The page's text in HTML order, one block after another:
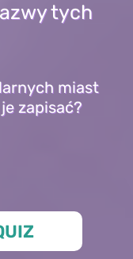
tych
miast
zapisać?